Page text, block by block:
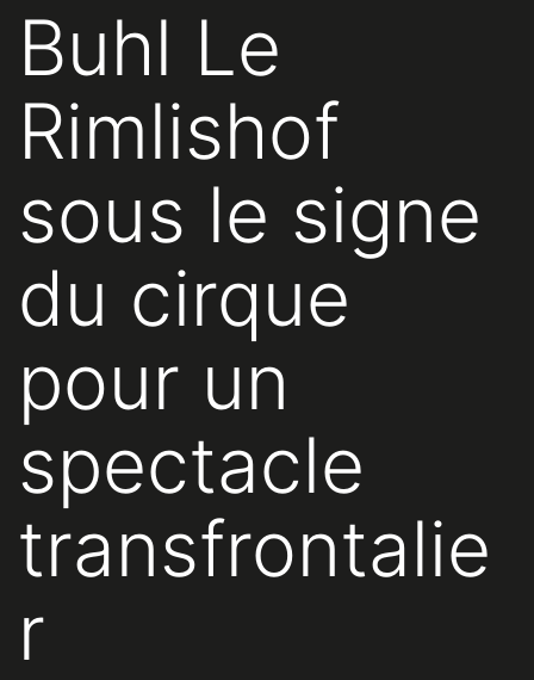
Buhl Le
Rimlishof
sous le signe
du cirque
pour un
spectacle
transfrontalie
r